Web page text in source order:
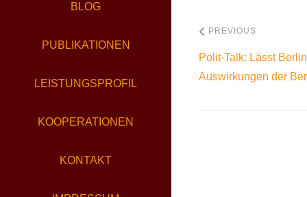
BLOG
PUBLIKATIONEN
LEISTUNGSPROFIL
KOOPERATIONEN
KONTAKT
PREVIOUS
Polit-Talk: Lässt
Auswirkungen der